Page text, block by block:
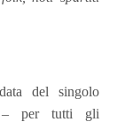
del singolo
per tutti gli